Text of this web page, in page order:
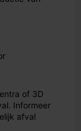
of 3D
Informeer
afval